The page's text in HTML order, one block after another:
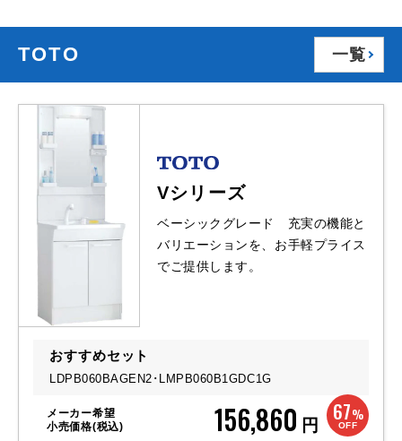
TOTO 一覧
Vシリーズ
ベーシックグレード 充実の機能と
バリエーションを、お手軽プライス
でご提供します。
おすすめセット
LDPB060BAGEN2･ LMPB060B1GDC1G
メーカー希望
小売価格(税込)
156,860 円
67%
OFF